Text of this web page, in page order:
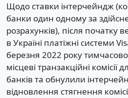
Щодо ставки інтерчейндж
банки один одному за
розрахунків), після початку
в Україні платіжні системи
березня 2022 року тимчасово
місцеві транзакційні комісії
банків та обнулили
відновлення стягнення